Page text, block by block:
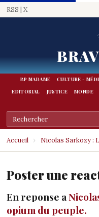
RSS | X
BP MADAME CULTURE -
EDITORIAL
JUSTICE MONDE
Accueil › Nicolas Sarkozy :
Poster une
En reponse a
opium du peuple.